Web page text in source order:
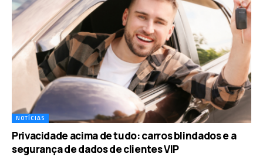
NOTÍCIAS
Privacidade acima de tudo: carros blindados e a
segurança de dados de clientes VIP